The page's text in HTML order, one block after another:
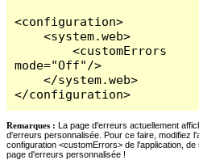
<configuration>
    <system.web>
        <customErrors
mode="Off"/>
    </system.web>
</configuration>
Remarques : La page d'erreurs actuellement
d'erreurs personnalisée. Pour ce faire, modifiez
configuration <customErrors> de l'application,
page d'erreurs personnalisée !